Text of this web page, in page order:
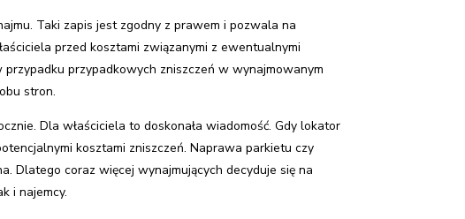
Taki zapis jest zgodny z prawem i pozwala na
przed kosztami związanymi z ewentualnymi
przypadkowych zniszczeń w wynajmowanym
stron.
Dla właściciela to doskonała wiadomość. Gdy lokator
kosztami zniszczeń. Naprawa parkietu czy
Dlatego coraz więcej wynajmujących decyduje się na
i najemcy.